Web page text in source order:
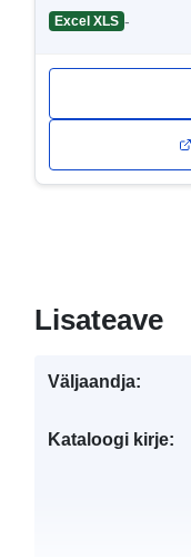
Excel XLS -
Lisateave
Väljaandja:
Kataloogi kirje: